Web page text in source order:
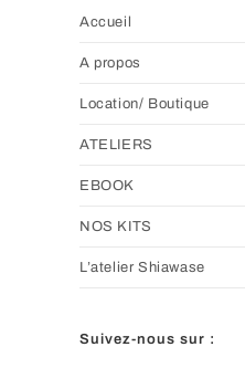
Accueil
A propos
Location/ Boutique
ATELIERS
EBOOK
NOS KITS
L’atelier Shiawase
Suivez-nous sur :